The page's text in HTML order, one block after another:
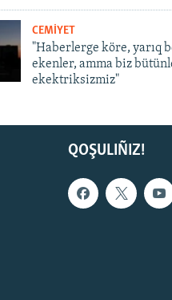
CEMİYET
"Haberlerge köre, yarıq
ekenler, amma biz
ekektriksizmiz"
QOŞULIÑIZ!